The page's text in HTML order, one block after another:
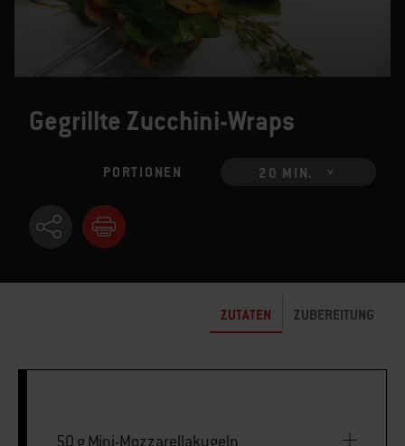
Gegrillte Zucchini-Wraps
PORTIONEN 20 MIN.
ZUTATEN ZUBEREITUNG
50 g Mini-Mozzarellakugeln